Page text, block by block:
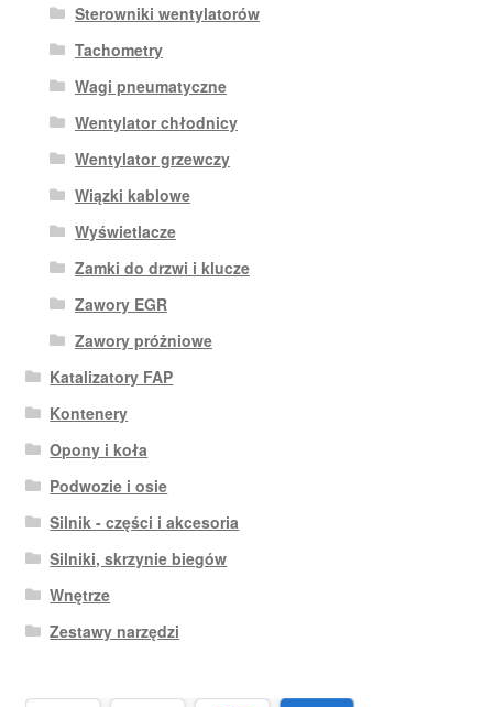
Sterowniki wentylatorów
Tachometry
Wagi pneumatyczne
Wentylator chłodnicy
Wentylator grzewczy
Wiązki kablowe
Wyświetlacze
Zamki do drzwi i klucze
Zawory EGR
Zawory próżniowe
Katalizatory FAP
Kontenery
Opony i koła
Podwozie i osie
Silnik - części i akcesoria
Silniki, skrzynie biegów
Wnętrze
Zestawy narzędzi